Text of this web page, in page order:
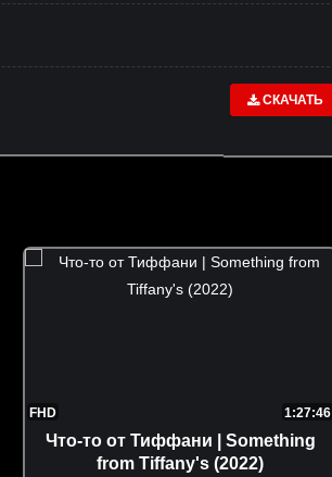
СКАЧАТЬ
FHD 1:27:46
Что-то от Тиффани | Something
from Tiffany's (2022)